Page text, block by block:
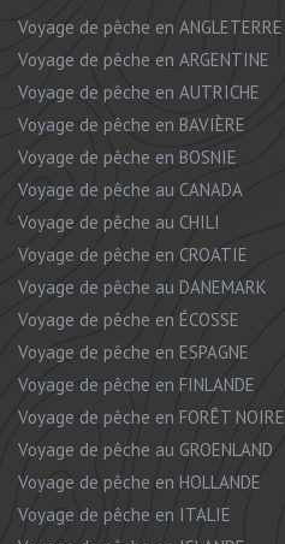
Voyage de pêche en ANGLETERRE
Voyage de pêche en ARGENTINE
Voyage de pêche en AUTRICHE
Voyage de pêche en BAVIÈRE
Voyage de pêche en BOSNIE
Voyage de pêche au CANADA
Voyage de pêche au CHILI
Voyage de pêche en CROATIE
Voyage de pêche au DANEMARK
Voyage de pêche en ÉCOSSE
Voyage de pêche en ESPAGNE
Voyage de pêche en FINLANDE
Voyage de pêche en FORÊT NOIRE
Voyage de pêche au GROENLAND
Voyage de pêche en HOLLANDE
Voyage de pêche en ITALIE